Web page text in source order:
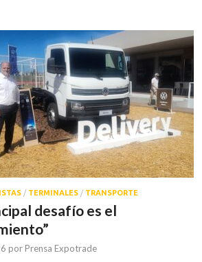
/ TERMINALES / TRANSPORTE
desafío es el
por Prensa Expotrade